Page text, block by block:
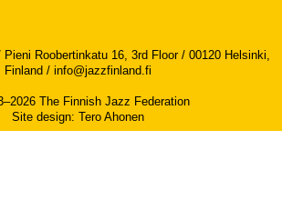
Roobertinkatu 16, 3rd Floor / 00120 Helsinki,
Finland / info@jazzfinland.fi
The Finnish Jazz Federation
Site design: Tero Ahonen